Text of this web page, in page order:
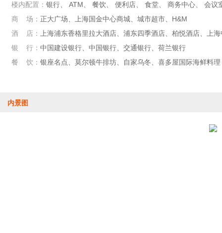
楼内配置： 银行、 ATM、 餐饮、 便利店、 食堂、 商务中心、 会议
商 场： 正大广场、上海国金中心商城、城市超市、H&M
酒 店：
上海浦东香格里拉大酒店、浦东四季酒店、柏悦酒店、上
银 行： 中国建设银行、中国银行、交通银行、荷兰银行
餐 饮： 银座名点、莫尔顿牛排坊、自家乌冬、喜多屋国际海鲜料理
内景图